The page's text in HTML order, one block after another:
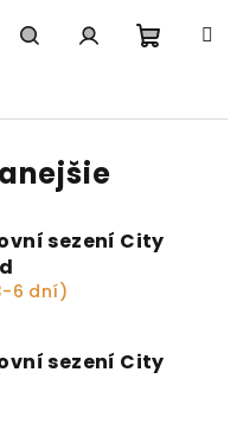
sezení City
6 dní)
sezení City